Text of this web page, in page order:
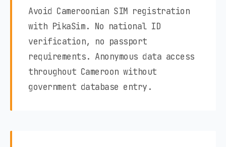
Avoid Cameroonian SIM registration
with PikaSim. No national ID
verification, no passport
requirements. Anonymous data access
throughout Cameroon without
government database entry.